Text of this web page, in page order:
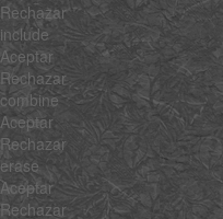
Rechazar
include
Aceptar
Rechazar
combine
Aceptar
Rechazar
erase
Aceptar
Rechazar